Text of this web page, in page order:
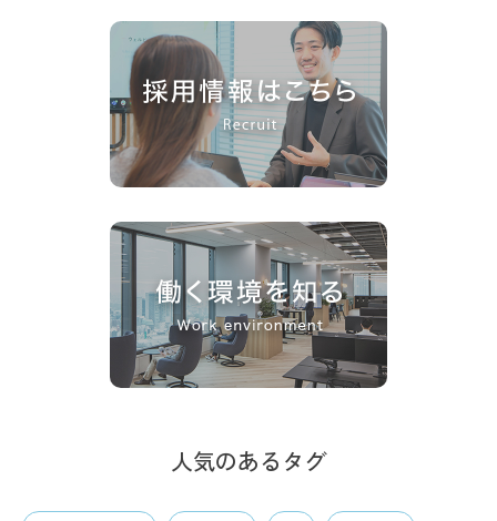
人気のあるタグ